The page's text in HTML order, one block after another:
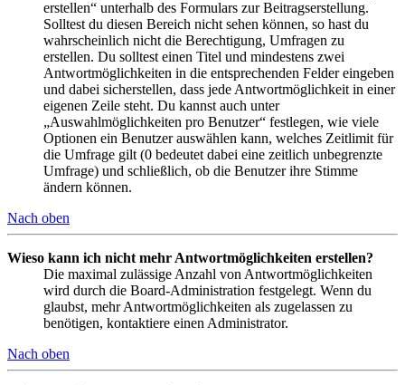
erstellen“ unterhalb des Formulars zur Beitragserstellung.
Solltest du diesen Bereich nicht sehen können, so hast du
wahrscheinlich nicht die Berechtigung, Umfragen zu
erstellen. Du solltest einen Titel und mindestens zwei
Antwortmöglichkeiten in die entsprechenden Felder eingeben
und dabei sicherstellen, dass jede Antwortmöglichkeit in einer
eigenen Zeile steht. Du kannst auch unter
„Auswahlmöglichkeiten pro Benutzer“ festlegen, wie viele
Optionen ein Benutzer auswählen kann, welches Zeitlimit für
die Umfrage gilt (0 bedeutet dabei eine zeitlich unbegrenzte
Umfrage) und schließlich, ob die Benutzer ihre Stimme
ändern können.
Nach oben
Wieso kann ich nicht mehr Antwortmöglichkeiten erstellen?
Die maximal zulässige Anzahl von Antwortmöglichkeiten
wird durch die Board-Administration festgelegt. Wenn du
glaubst, mehr Antwortmöglichkeiten als zugelassen zu
benötigen, kontaktiere einen Administrator.
Nach oben